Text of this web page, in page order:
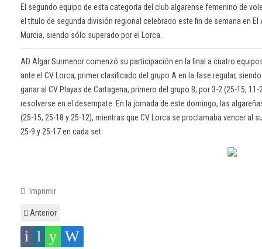
El segundo equipo de esta categoría del club algarense femenino de
el título de segunda división regional celebrado este fin de semana en
Murcia, siendo sólo superado por el Lorca.
AD Algar Surmenor comenzó su participación en la final a cuatro
ante el CV Lorca, primer clasificado del grupo A en la fase regular,
ganar al CV Playas de Cartagena, primero del grupo B, por 3-2 (25-15,
resolverse en el desempate. En la jornada de este domingo, las
(25-15, 25-18 y 25-12), mientras que CV Lorca se proclamaba vencer al
25-9 y 25-17 en cada set.
Imprimir
Anterior